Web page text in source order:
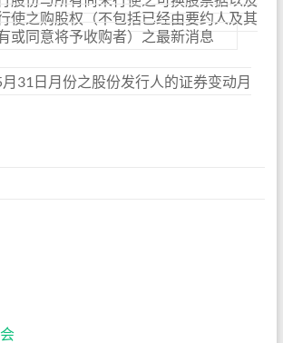
使之购股权（不包括已经由要约人及其
或同意将予收购者）之最新消息
31日月份之股份发行人的证券变动月